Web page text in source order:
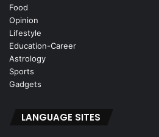
Food
Opinion
Lifestyle
Education-Career
Astrology
Sports
Gadgets
LANGUAGE SITES